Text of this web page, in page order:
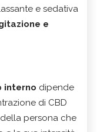
e sedativa
e
interno dipende
di CBD
persona che